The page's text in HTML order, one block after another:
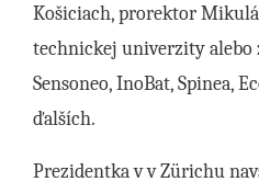
Košiciach, prorektor
technickej univerzity alebo
Sensoneo, InoBat, Spinea,
ďalších.
Prezidentka v v Zürichu